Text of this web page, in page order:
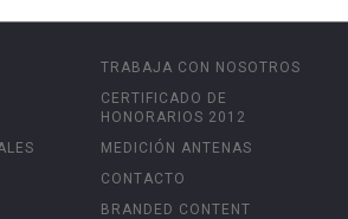
TRABAJA CON NOSOTROS
CERTIFICADO DE
HONORARIOS 2012
MEDICIÓN ANTENAS
CONTACTO
BRANDED CONTENT